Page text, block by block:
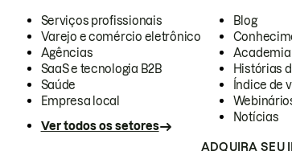
Serviços profissionais
Varejo e comércio eletrônico
Agências
SaaS e tecnologia B2B
Saúde
Empresa local
Ver todos os setores
Blog
Academia
Histórias
Índice de
Notícias
ADQUIRA SEU